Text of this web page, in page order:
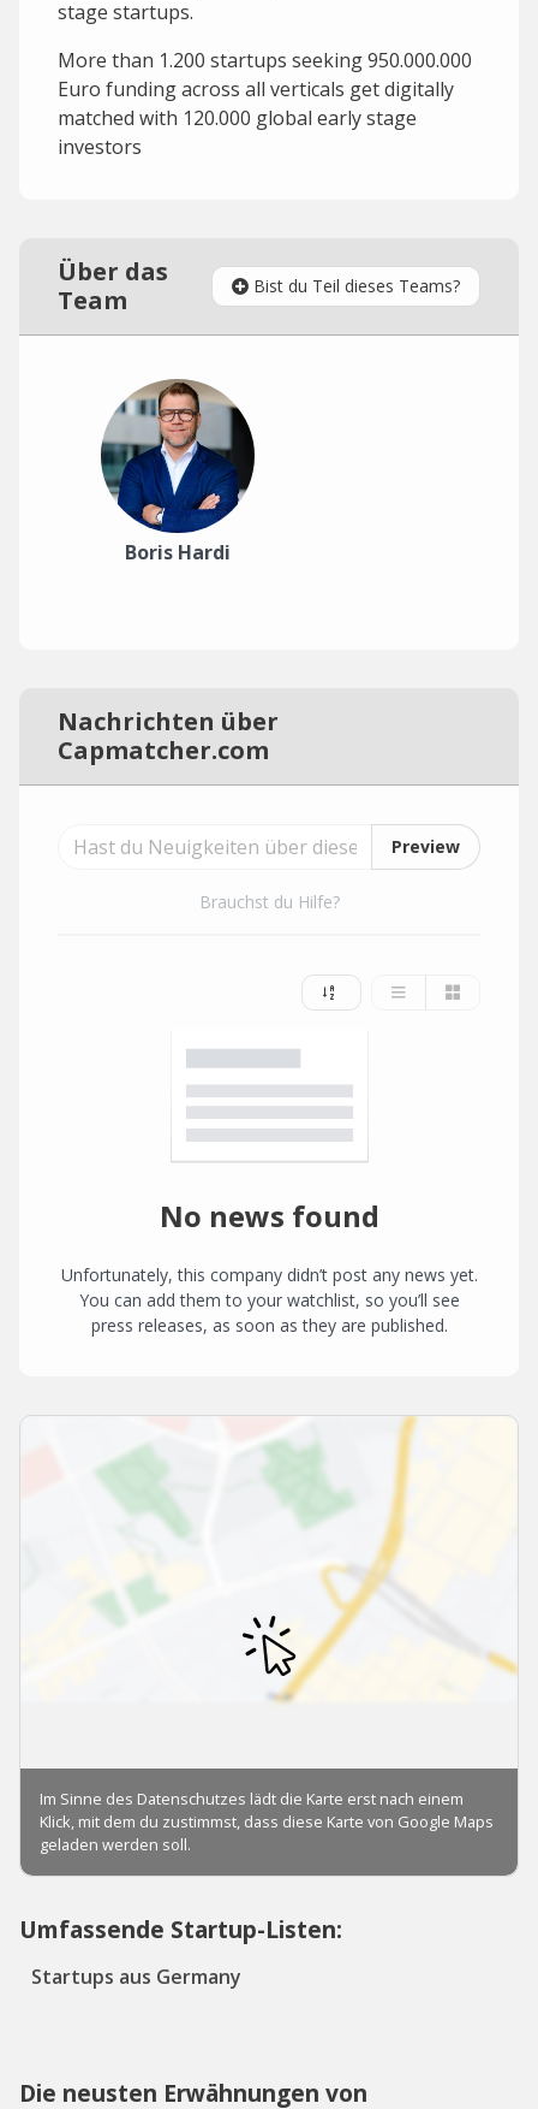
stage startups.
More than 1.200 startups seeking 950.000.000
Euro funding across all verticals get digitally
matched with 120.000 global early stage
investors
Über das
Team
Bist du Teil dieses Teams?
Boris Hardi
Nachrichten über
Capmatcher.com
Preview
Brauchst du Hilfe?
No news found
Unfortunately, this company didn’t post any news yet.
You can add them to your watchlist, so you’ll see
press releases, as soon as they are published.
Umfassende Startup-Listen:
Startups aus Germany
Die neusten Erwähnungen von